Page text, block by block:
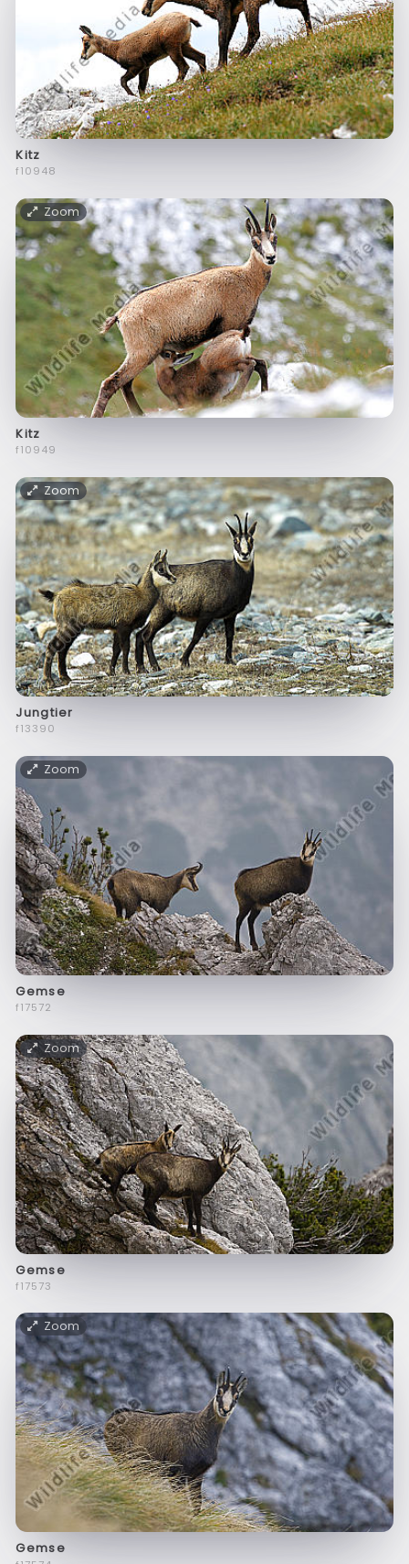
Kitz
f10948
Zoom
Kitz
f10949
Zoom
Jungtier
f13390
Zoom
Gemse
f17572
Zoom
Gemse
f17573
Zoom
Gemse